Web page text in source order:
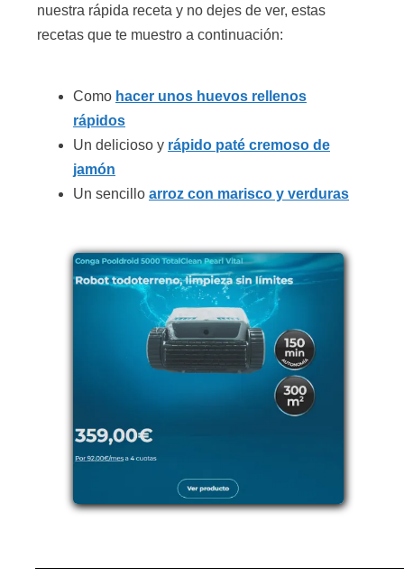
nuestra rápida receta y no dejes de ver, estas
recetas que te muestro a continuación:
Como hacer unos huevos rellenos
rápidos
Un delicioso y rápido paté cremoso de
jamón
Un sencillo arroz con marisco y verduras